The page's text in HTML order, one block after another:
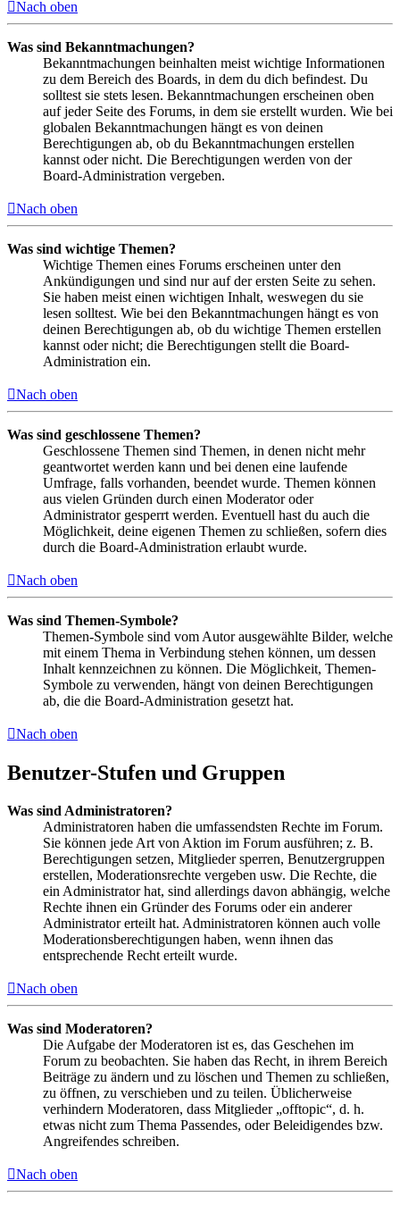
Nach oben
Was sind Bekanntmachungen?
Bekanntmachungen beinhalten meist wichtige Informationen
zu dem Bereich des Boards, in dem du dich befindest. Du
solltest sie stets lesen. Bekanntmachungen erscheinen oben
auf jeder Seite des Forums, in dem sie erstellt wurden. Wie bei
globalen Bekanntmachungen hängt es von deinen
Berechtigungen ab, ob du Bekanntmachungen erstellen
kannst oder nicht. Die Berechtigungen werden von der
Board-Administration vergeben.
Nach oben
Was sind wichtige Themen?
Wichtige Themen eines Forums erscheinen unter den
Ankündigungen und sind nur auf der ersten Seite zu sehen.
Sie haben meist einen wichtigen Inhalt, weswegen du sie
lesen solltest. Wie bei den Bekanntmachungen hängt es von
deinen Berechtigungen ab, ob du wichtige Themen erstellen
kannst oder nicht; die Berechtigungen stellt die Board-
Administration ein.
Nach oben
Was sind geschlossene Themen?
Geschlossene Themen sind Themen, in denen nicht mehr
geantwortet werden kann und bei denen eine laufende
Umfrage, falls vorhanden, beendet wurde. Themen können
aus vielen Gründen durch einen Moderator oder
Administrator gesperrt werden. Eventuell hast du auch die
Möglichkeit, deine eigenen Themen zu schließen, sofern dies
durch die Board-Administration erlaubt wurde.
Nach oben
Was sind Themen-Symbole?
Themen-Symbole sind vom Autor ausgewählte Bilder, welche
mit einem Thema in Verbindung stehen können, um dessen
Inhalt kennzeichnen zu können. Die Möglichkeit, Themen-
Symbole zu verwenden, hängt von deinen Berechtigungen
ab, die die Board-Administration gesetzt hat.
Nach oben
Benutzer-Stufen und Gruppen
Was sind Administratoren?
Administratoren haben die umfassendsten Rechte im Forum.
Sie können jede Art von Aktion im Forum ausführen; z. B.
Berechtigungen setzen, Mitglieder sperren, Benutzergruppen
erstellen, Moderationsrechte vergeben usw. Die Rechte, die
ein Administrator hat, sind allerdings davon abhängig, welche
Rechte ihnen ein Gründer des Forums oder ein anderer
Administrator erteilt hat. Administratoren können auch volle
Moderationsberechtigungen haben, wenn ihnen das
entsprechende Recht erteilt wurde.
Nach oben
Was sind Moderatoren?
Die Aufgabe der Moderatoren ist es, das Geschehen im
Forum zu beobachten. Sie haben das Recht, in ihrem Bereich
Beiträge zu ändern und zu löschen und Themen zu schließen,
zu öffnen, zu verschieben und zu teilen. Üblicherweise
verhindern Moderatoren, dass Mitglieder „offtopic“, d. h.
etwas nicht zum Thema Passendes, oder Beleidigendes bzw.
Angreifendes schreiben.
Nach oben